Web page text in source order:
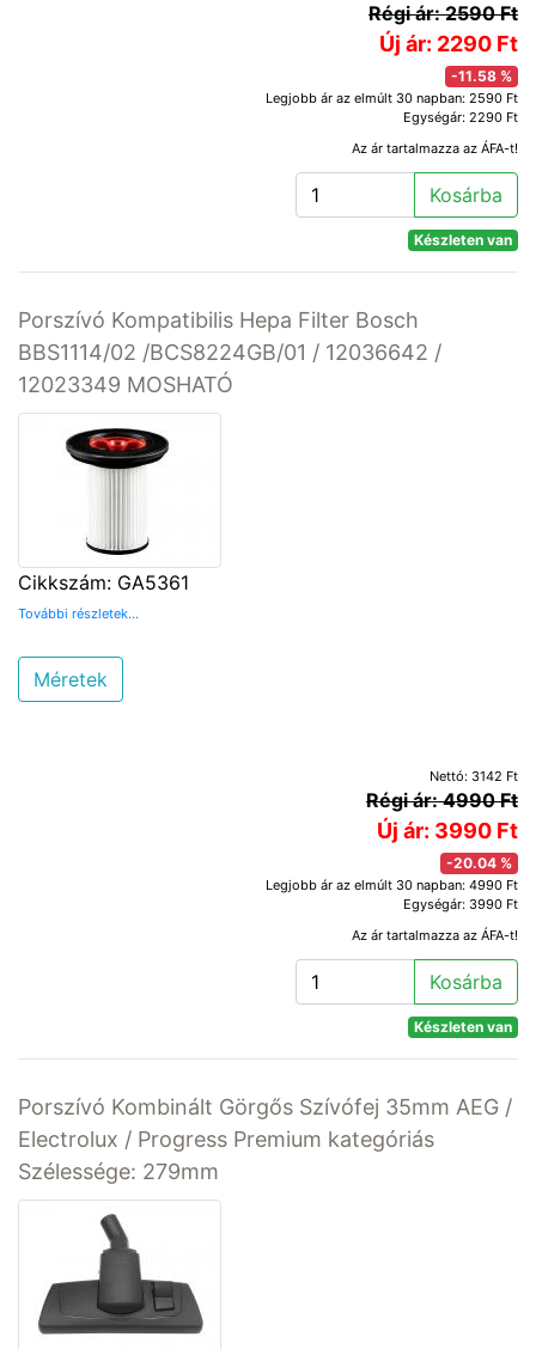
Régi ár: 2590 Ft
Új ár: 2290 Ft
-11.58 %
Legjobb ár az elmúlt 30 napban: 2590 Ft
Egységár: 2290 Ft
Az ár tartalmazza az ÁFA-t!
Kosárba
Készleten van
Porszívó Kompatibilis Hepa Filter Bosch
BBS1114/02 /BCS8224GB/01 / 12036642 /
12023349 MOSHATÓ
Cikkszám: GA5361
További részletek...
Méretek
Nettó: 3142 Ft
Régi ár: 4990 Ft
Új ár: 3990 Ft
-20.04 %
Legjobb ár az elmúlt 30 napban: 4990 Ft
Egységár: 3990 Ft
Az ár tartalmazza az ÁFA-t!
Kosárba
Készleten van
Porszívó Kombinált Görgős Szívófej 35mm AEG /
Electrolux / Progress Premium kategóriás
Szélessége: 279mm